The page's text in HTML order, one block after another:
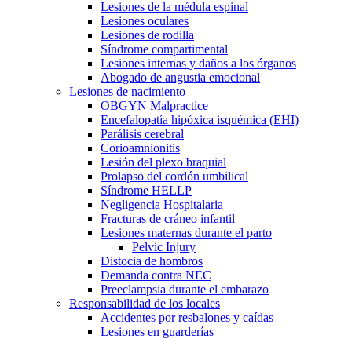
Lesiones de la médula espinal
Lesiones oculares
Lesiones de rodilla
Síndrome compartimental
Lesiones internas y daños a los órganos
Abogado de angustia emocional
Lesiones de nacimiento
OBGYN Malpractice
Encefalopatía hipóxica isquémica (EHI)
Parálisis cerebral
Corioamnionitis
Lesión del plexo braquial
Prolapso del cordón umbilical
Síndrome HELLP
Negligencia Hospitalaria
Fracturas de cráneo infantil
Lesiones maternas durante el parto
Pelvic Injury
Distocia de hombros
Demanda contra NEC
Preeclampsia durante el embarazo
Responsabilidad de los locales
Accidentes por resbalones y caídas
Lesiones en guarderías